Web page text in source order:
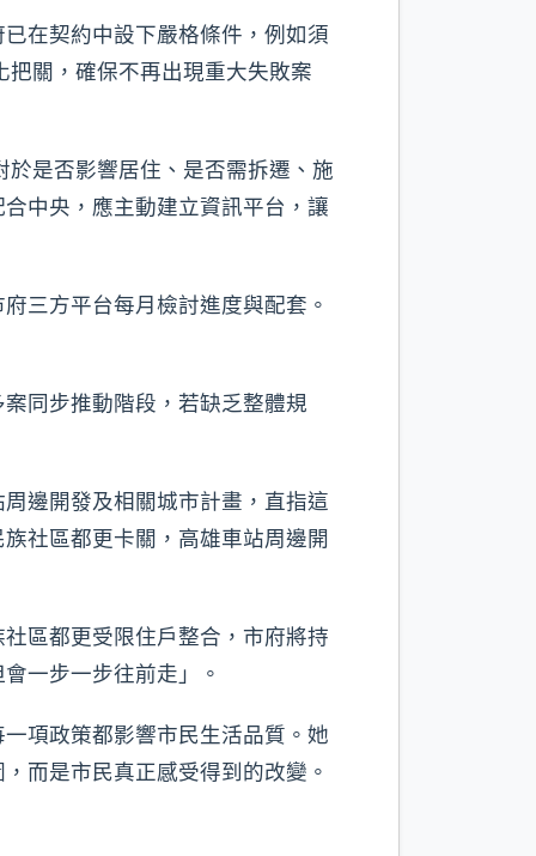
在契約中設下嚴格條件，例如須
關，確保不再出現重大失敗案
是否影響居住、是否需拆遷、施
中央，應主動建立資訊平台，讓
三方平台每月檢討進度與配套。
同步推動階段，若缺乏整體規
邊開發及相關城市計畫，直指這
社區都更卡關，高雄車站周邊開
區都更受限住戶整合，市府將持
一步一步往前走」。
項政策都影響市民生活品質。她
而是市民真正感受得到的改變。